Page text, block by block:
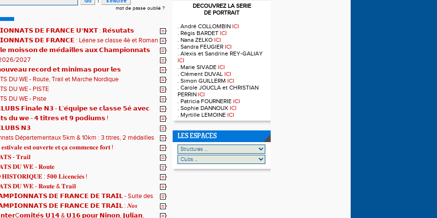
mot de passe oublié ?
𝗗𝗘 𝗙𝗥𝗔𝗡𝗖𝗘 𝗨*𝗡𝗫𝗧 : 𝗥𝗲́𝘀𝘂𝘁𝗮𝘁𝘀
!
𝗗𝗘 𝗙𝗥𝗔𝗡𝗖𝗘 : Léane se classe 4è et Roman
𝗺𝗼𝗶𝘀𝘀𝗼𝗻 𝗱𝗲 𝗺𝗲́𝗱𝗮𝗶𝗹𝗹𝗲𝘀 𝗮𝘂𝘅 𝗖𝗵𝗮𝗺𝗽𝗶𝗼𝗻𝗻𝗮𝘁𝘀
2027
𝗿𝗲𝗰𝗼𝗿𝗱 𝗲𝘁 𝗺𝗶𝗻𝗶𝗺𝗮𝘀 𝗽𝗼𝘂𝗿 𝗹𝗲𝘀
𝗱𝘂 𝗠𝗼𝗻𝗱𝗲 𝗨𝟮𝟬 𝗽𝗼𝘂𝗿 𝗔𝗹𝗼𝗶̈𝘀 !
DU WE - Route, Trail et Marche Nordique
DU WE - PISTE
DU WE - Piste
𝗙𝗶𝗻𝗮𝗹𝗲 𝗡𝟯 - 𝗟'𝗲́𝗾𝘂𝗶𝗽𝗲 𝘀𝗲 𝗰𝗹𝗮𝘀𝘀𝗲 𝟱𝗲̀ 𝗮𝘃𝗲𝗰
𝗱𝘂 𝘄𝗲 - 𝟰 𝘁𝗶𝘁𝗿𝗲𝘀 𝗲𝘁 𝟵 𝗽𝗼𝗱𝗶𝘂𝗺𝘀 !
𝗡𝟯
Départementaux 5km & 10km : 3 titres, 2 médailles
et un max de plaisir pour tous !
𝐞𝐬𝐭 𝐨𝐮𝐯𝐞𝐫𝐭𝐞 𝐞𝐭 𝐜̧𝐚 𝐜𝐨𝐦𝐦𝐞𝐧𝐜𝐞 𝐟𝐨𝐫𝐭 !
- 𝐓𝐫𝐚𝐢𝐥
𝐃𝐔 𝐖𝐄 - 𝐑𝐨𝐮𝐭𝐞
: 𝟓𝟎𝟎 𝐋𝐢𝐜𝐞𝐧𝐜𝐢𝐞́𝐬 !
𝐃𝐔 𝐖𝐄 - 𝐑𝐨𝐮𝐭𝐞 & 𝐓𝐫𝐚𝐢𝐥
𝗗𝗘 𝗙𝗥𝗔𝗡𝗖𝗘 𝗗𝗘 𝗧𝗥𝗔𝗜𝗟 - Suite des
𝗗𝗘 𝗙𝗥𝗔𝗡𝗖𝗘 𝗗𝗘 𝗧𝗥𝗔𝗜𝗟 : 𝑵𝒐𝒔
4 𝒎𝒆́𝒅𝒂𝒊𝒍𝒍𝒆𝒔 !𝗨𝟭𝟰 & 𝗨𝟭𝟲 𝗽𝗼𝘂𝗿 𝗡𝗶𝗻𝗼𝗻, 𝗝𝘂𝗹𝗶𝗮𝗻,
DECOUVREZ LA SERIE
DE PORTRAIT
. André COLLOMBIN ICI
. Régis BARDET ICI
. Nana ZELKO ICI
. Sandra FEUGIER ICI
. Alexis et Sandrine REY-GALIAY
ICI
. Marie SIVADE ICI
. Clément DUVAL ICI
. Simon GUILLERM ICI
. Carole JOUCLA et CHRISTIAN
PERRIN ICI
. Patricia FOURNERIE ICI
. Sophie DANNOUX ICI
. Myrtille LEMOINE ICI
LES ESPACES